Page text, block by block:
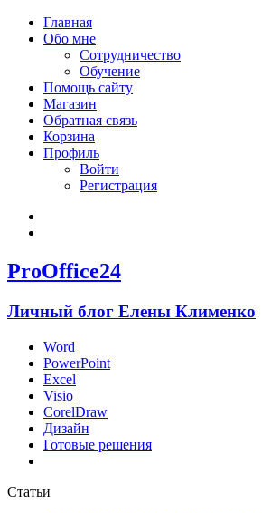
Главная
Обо мне
Сотрудничество
Обучение
Помощь сайту
Магазин
Обратная связь
Корзина
Профиль
Войти
Регистрация
ProOffice24
Личный блог Елены Клименко
Word
PowerPoint
Excel
Visio
CorelDraw
Дизайн
Готовые решения
Статьи